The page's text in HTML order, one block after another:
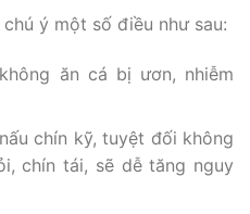
ý một số điều như sau:
ăn cá bị ươn, nhiễm
chín kỹ, tuyệt đối không
chín tái, sẽ dễ tăng nguy